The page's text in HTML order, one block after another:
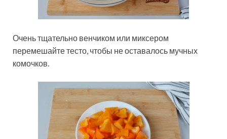
Очень тщательно венчиком или миксером
перемешайте тесто, чтобы не оставалось мучных
комочков.